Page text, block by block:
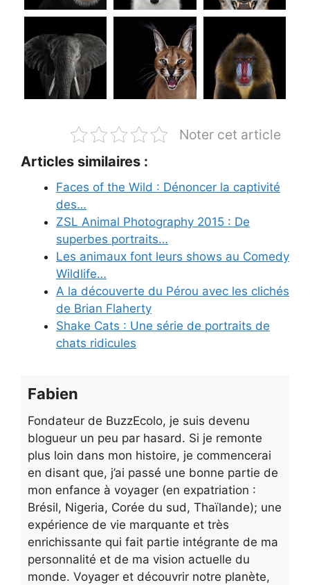
Noter cet article
Articles similaires :
Faces of the Wild : Dénoncer la captivité
des…
ZSL Animal Photography 2015 : De
superbes portraits…
Les animaux font leurs shows au Comedy
Wildlife…
A la découverte du Pérou avec les clichés
de Brian Flaherty
Shake Cats : Une série de portraits de
chats ridicules
Fabien
Fondateur de BuzzEcolo, je suis devenu
blogueur un peu par hasard. Si je remonte
plus loin dans mon histoire, je commencerai
en disant que, j’ai passé une bonne partie de
mon enfance à voyager (en expatriation :
Brésil, Nigeria, Corée du sud, Thaïlande); une
expérience de vie marquante et très
enrichissante qui fait partie intégrante de ma
personnalité et de ma vision actuelle du
monde. Voyager et découvrir notre planète,